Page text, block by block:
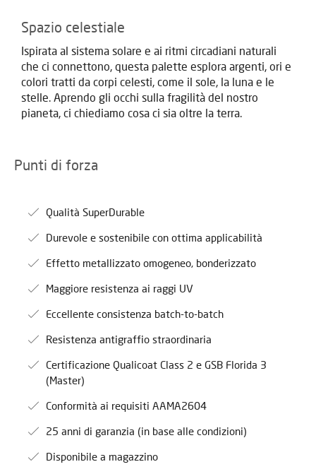
Spazio celestiale
Ispirata al sistema solare e ai ritmi circadiani naturali
che ci connettono, questa palette esplora argenti, ori e
colori tratti da corpi celesti, come il sole, la luna e le
stelle. Aprendo gli occhi sulla fragilità del nostro
pianeta, ci chiediamo cosa ci sia oltre la terra.
Punti di forza
Qualità SuperDurable
Durevole e sostenibile con ottima applicabilità
Effetto metallizzato omogeneo, bonderizzato
Maggiore resistenza ai raggi UV
Eccellente consistenza batch-to-batch
Resistenza antigraffio straordinaria
Certificazione Qualicoat Class 2 e GSB Florida 3
(Master)
Conformità ai requisiti AAMA2604
25 anni di garanzia (in base alle condizioni)
Disponibile a magazzino